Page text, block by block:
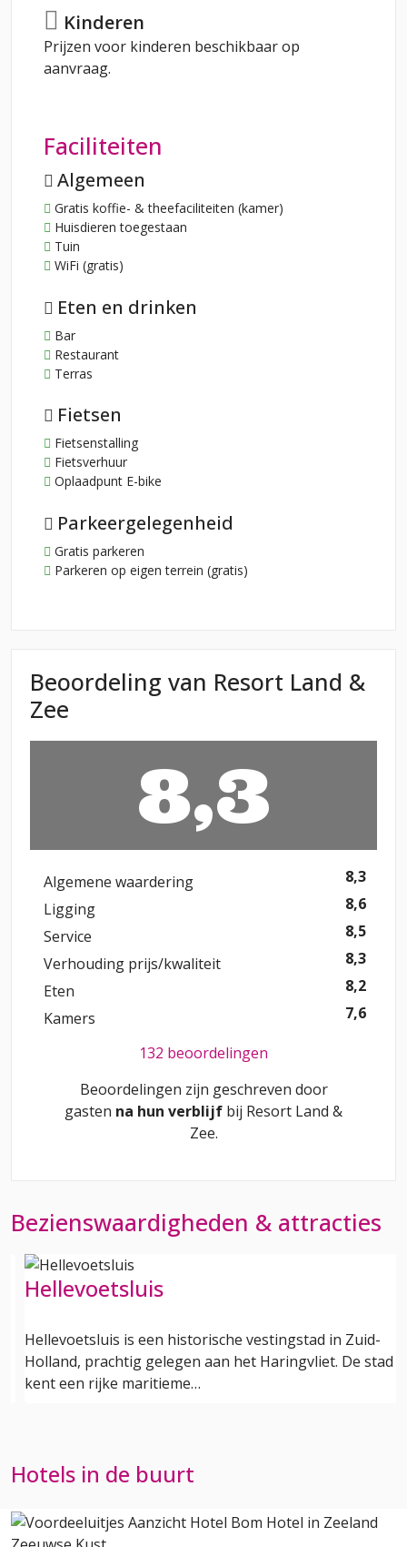
Kinderen
Prijzen voor kinderen beschikbaar op
aanvraag.
Faciliteiten
Algemeen
Gratis koffie- & theefaciliteiten (kamer)
Huisdieren toegestaan
Tuin
WiFi (gratis)
Eten en drinken
Bar
Restaurant
Terras
Fietsen
Fietsenstalling
Fietsverhuur
Oplaadpunt E-bike
Parkeergelegenheid
Gratis parkeren
Parkeren op eigen terrein (gratis)
Beoordeling van Resort Land &
Zee
8,3
Algemene waardering
8,3
Ligging
8,6
Service
8,5
Verhouding prijs/kwaliteit
8,3
Eten
8,2
Kamers
7,6
132 beoordelingen
Beoordelingen zijn geschreven door
gasten na hun verblijf bij Resort Land &
Zee.
Bezienswaardigheden & attracties
Hellevoetsluis
Hellevoetsluis is een historische vestingstad in Zuid-
Holland, prachtig gelegen aan het Haringvliet. De stad
kent een rijke maritieme…
Hotels in de buurt